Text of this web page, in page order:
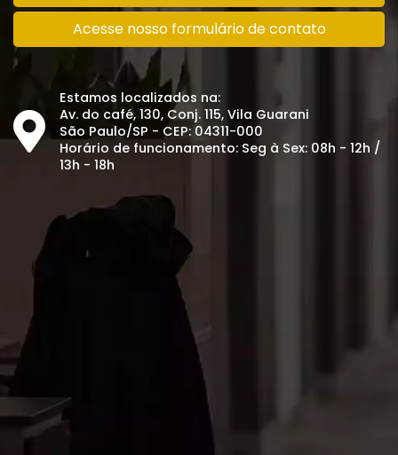
Acesse nosso formulário de contato
Estamos localizados na:
Av. do café, 130, Conj. 115, Vila Guarani
São Paulo/SP - CEP: 04311-000
Horário de funcionamento: Seg à Sex: 08h - 12h /
13h - 18h